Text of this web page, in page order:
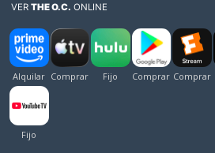
VERTHE O.C. ONLINE